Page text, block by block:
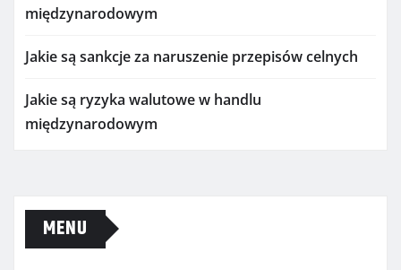
międzynarodowym
Jakie są sankcje za naruszenie przepisów celnych
Jakie są ryzyka walutowe w handlu
międzynarodowym
MENU